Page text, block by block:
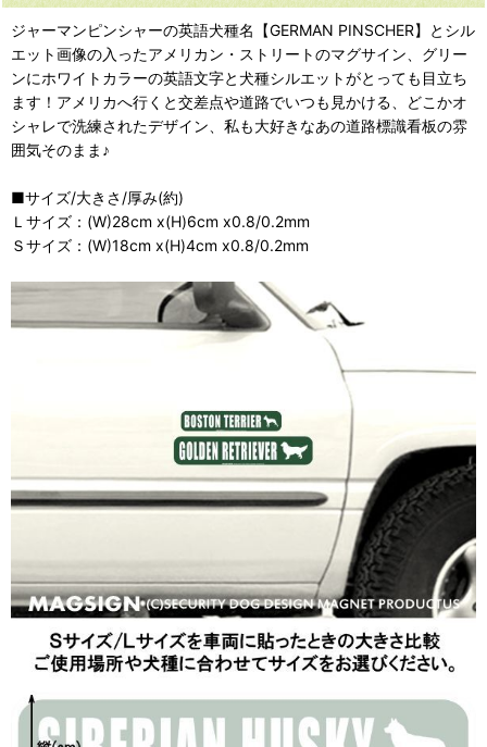
ジャーマンピンシャーの英語犬種名【GERMAN PINSCHER】とシル
エット画像の入ったアメリカン・ストリートのマグサイン、グリー
ンにホワイトカラーの英語文字と犬種シルエットがとっても目立ち
ます！アメリカへ行くと交差点や道路でいつも見かける、どこかオ
シャレで洗練されたデザイン、私も大好きなあの道路標識看板の雰
囲気そのまま♪
■サイズ/大きさ/厚み(約)
Ｌサイズ：(W)28cm x(H)6cm x0.8/0.2mm
Ｓサイズ：(W)18cm x(H)4cm x0.8/0.2mm